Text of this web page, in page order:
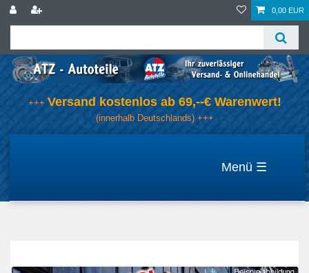
0,00 EUR
+++ Versand kostenlos ab 69,--€ Warenwert!
(innerhalb Deutschlands) +++
☰